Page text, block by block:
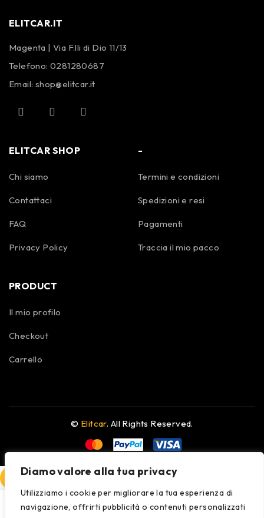
Diamo valore alla tua privacy
Utilizziamo i cookie per migliorare la tua esperienza di
navigazione, offrirti pubblicità o contenuti personalizzati
ELITCAR.IT
Magenta | Via F.lli di Dio 11/13
Telefono:0281280687
Email: shop@elitcar.it
ELITCAR SHOP
Chi siamo
Contattaci
FAQ
Privacy Policy
-
Termini e condizioni
Spedizioni e resi
Pagamenti
Traccia il mio pacco
PRODUCT
Il mio profilo
Checkout
Carrello
© Elitcar. All Rights Reserved.
COMPARE (0)